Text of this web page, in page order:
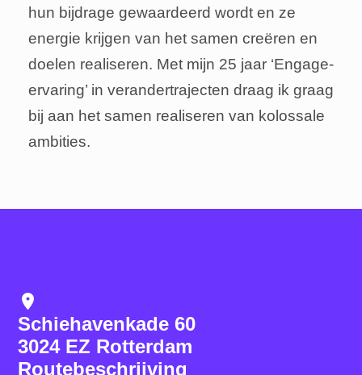
hun bijdrage gewaardeerd wordt en ze
energie krijgen van het samen creëren en
doelen realiseren. Met mijn 25 jaar
‘Engage-ervaring’ in verandertrajecten
draag ik graag bij aan het samen realiseren
van kolossale ambities.
location_on
Schiehavenkade 60
3024 EZ Rotterdam